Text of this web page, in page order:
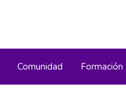
Comunidad Formación